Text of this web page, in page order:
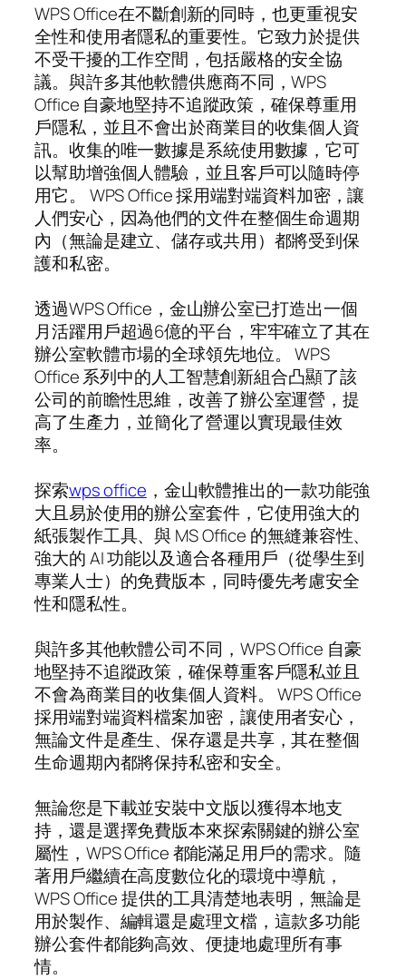
WPS Office在不斷創新的同時，也更重視安
全性和使用者隱私的重要性。它致力於提供
不受干擾的工作空間，包括嚴格的安全協
議。與許多其他軟體供應商不同，WPS
Office 自豪地堅持不追蹤政策，確保尊重用
戶隱私，並且不會出於商業目的收集個人資
訊。收集的唯一數據是系統使用數據，它可
以幫助增強個人體驗，並且客戶可以隨時停
用它。 WPS Office 採用端對端資料加密，讓
人們安心，因為他們的文件在整個生命週期
內（無論是建立、儲存或共用）都將受到保
護和私密。
透過WPS Office，金山辦公室已打造出一個
月活躍用戶超過6億的平台，牢牢確立了其在
辦公室軟體市場的全球領先地位。 WPS
Office 系列中的人工智慧創新組合凸顯了該
公司的前瞻性思維，改善了辦公室運營，提
高了生產力，並簡化了營運以實現最佳效
率。
探索wps office ，金山軟體推出的一款功能強
大且易於使用的辦公室套件，它使用強大的
紙張製作工具、與 MS Office 的無縫兼容性、
強大的 AI 功能以及適合各種用戶（從學生到
專業人士）的免費版本，同時優先考慮安全
性和隱私性。
與許多其他軟體公司不同，WPS Office 自豪
地堅持不追蹤政策，確保尊重客戶隱私並且
不會為商業目的收集個人資料。 WPS Office
採用端對端資料檔案加密，讓使用者安心，
無論文件是產生、保存還是共享，其在整個
生命週期內都將保持私密和安全。
無論您是下載並安裝中文版以獲得本地支
持，還是選擇免費版本來探索關鍵的辦公室
屬性，WPS Office 都能滿足用戶的需求。隨
著用戶繼續在高度數位化的環境中導航，
WPS Office 提供的工具清楚地表明，無論是
用於製作、編輯還是處理文檔，這款多功能
辦公套件都能夠高效、便捷地處理所有事
情。